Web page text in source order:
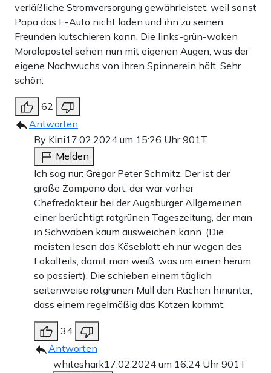
verläßliche Stromversorgung gewährleistet, weil sonst
Papa das E-Auto nicht laden und ihn zu seinen
Freunden kutschieren kann. Die links-grün-woken
Moralapostel sehen nun mit eigenen Augen, was der
eigene Nachwuchs von ihren Spinnerein hält. Sehr
schön.
62
Antworten
By Kini17.02.2024 um 15:26 Uhr901T
Melden
Ich sag nur: Gregor Peter Schmitz. Der ist der
große Zampano dort; der war vorher
Chefredakteur bei der Augsburger Allgemeinen,
einer berüchtigt rotgrünen Tageszeitung, der man
in Schwaben kaum ausweichen kann. (Die
meisten lesen das Köseblatt eh nur wegen des
Lokalteils, damit man weiß, was um einen herum
so passiert). Die schieben einem täglich
seitenweise rotgrünen Müll den Rachen hinunter,
dass einem regelmäßig das Kotzen kommt.
34
Antworten
whiteshark17.02.2024 um 16:24 Uhr901T